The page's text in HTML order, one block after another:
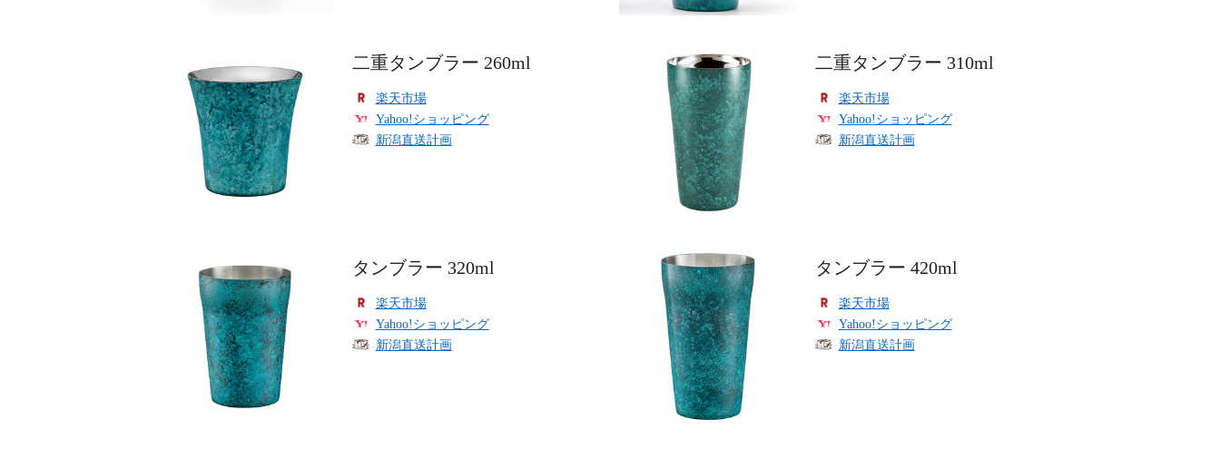
二重タンブラー 260ml
楽天市場
Yahoo!ショッピング
新潟直送計画
二重タンブラー 310ml
楽天市場
Yahoo!ショッピング
新潟直送計画
タンブラー 320ml
楽天市場
Yahoo!ショッピング
新潟直送計画
タンブラー 420ml
楽天市場
Yahoo!ショッピング
新潟直送計画